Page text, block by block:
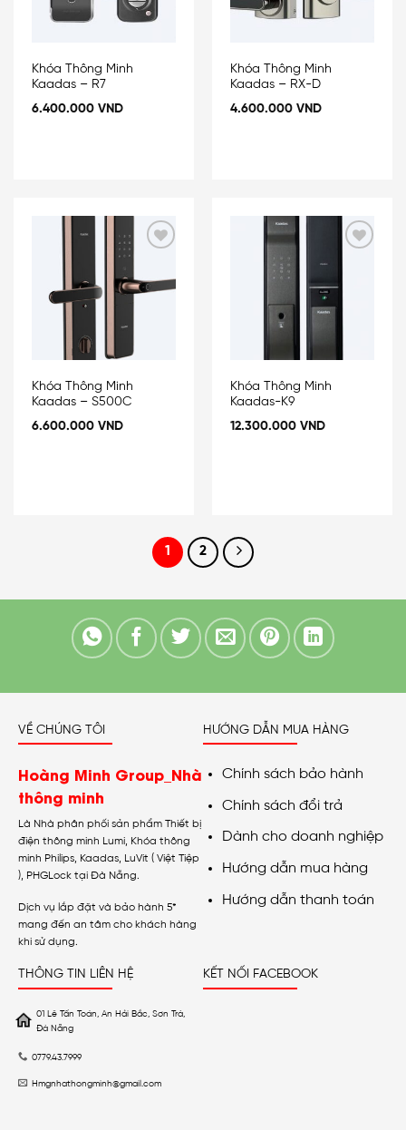
Khóa Thông Minh
Kaadas – R7
6.400.000 VND
Khóa Thông Minh
Kaadas – RX-D
4.600.000 VND
wishlist
Khóa Thông Minh
Kaadas – S500C
6.600.000 VND
wishlist
Khóa Thông Minh
Kaadas-K9
12.300.000 VND
1 2
VỀ CHÚNG TÔI
Hoàng Minh Group_Nhà
thông minh
Là Nhà phân phối sản phẩm Thiết bị
điện thông minh Lumi, Khóa thông
minh Philips, Kaadas, LuVit ( Việt Tiệp
), PHGLock tại Đà Nẵng.
Dịch vụ lắp đặt và bảo hành 5*
mang đến an tâm cho khách hàng
khi sử dụng.
HƯỚNG DẪN MUA HÀNG
Chính sách bảo hành
Chính sách đổi trả
Dành cho doanh nghiệp
Hướng dẫn mua hàng
Hướng dẫn thanh toán
THÔNG TIN LIÊN HỆ
01 Lê Tấn Toán, An Hải Bắc, Sơn Trà,
Đà Nẵng
0779.43.7999
Hmgnhathongminh@gmail.com
KẾT NỐI FACEBOOK